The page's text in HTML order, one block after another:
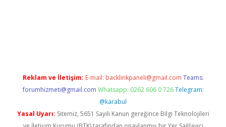
Reklam ve İletişim: E-mail: backlinkpaneli@gmail.com Teams:
forumhizmeti@gmail.com Whatsapp: 0262 606 0 726 Telegram:
@karabul
Yasal Uyarı: Sitemiz, 5651 Sayılı Kanun gereğince Bilgi Teknolojileri